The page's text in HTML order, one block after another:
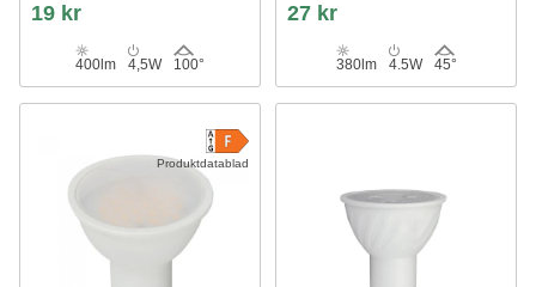
19 kr
400lm 4,5W 100°
27 kr
380lm 4.5W 45°
Produktdatablad